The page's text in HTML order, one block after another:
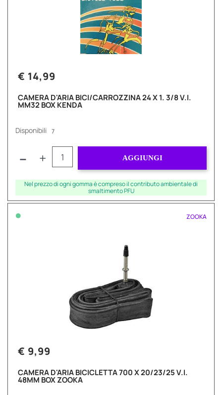
€ 14,99
CAMERA D'ARIA BICI/CARROZZINA 24 X 1. 3/8 V.I.
MM32 BOX KENDA
Disponibili 7
AGGIUNGI
Nel prezzo di ogni gomma è compreso il contributo ambientale di
smaltimento PFU
• ZOOKA
€ 9,99
CAMERA D'ARIA BICICLETTA 700 X 20/23/25 V.I.
48MM BOX ZOOKA